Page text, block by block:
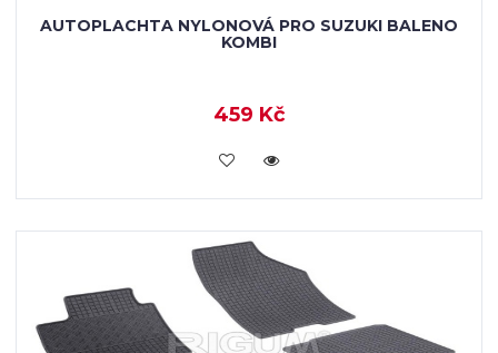
AUTOPLACHTA NYLONOVÁ PRO SUZUKI BALENO
KOMBI
459 Kč
KOUPIT